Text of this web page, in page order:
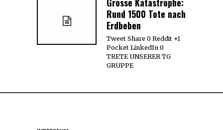
Grosse Katastrophe:
Rund 1500 Tote nach
Erdbeben
Tweet Share 0 Reddit +1
Pocket LinkedIn 0
TRETE UNSERER TG
GRUPPE